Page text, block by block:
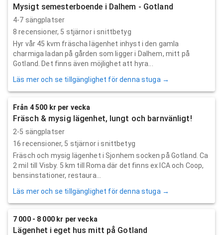
Mysigt semesterboende i Dalhem - Gotland
4-7 sängplatser
8 recensioner, 5 stjärnor i snittbetyg
Hyr vår 45 kvm fräscha lägenhet inhyst i den gamla
charmiga ladan på gården som ligger i Dalhem, mitt på
Gotland. Det finns även möjlighet att hyra...
Läs mer och se tillgänglighet för denna stuga →
Från 4 500 kr per vecka
Fräsch & mysig lägenhet, lungt och barnvänligt!
2-5 sängplatser
16 recensioner, 5 stjärnor i snittbetyg
Fräsch och mysig lägenhet i Sjonhem socken på Gotland. Ca
2 mil till Visby. 5 km till Roma där det finns ex ICA och Coop,
bensinstationer, restaura...
Läs mer och se tillgänglighet för denna stuga →
7 000 - 8 000 kr per vecka
Lägenhet i eget hus mitt på Gotland